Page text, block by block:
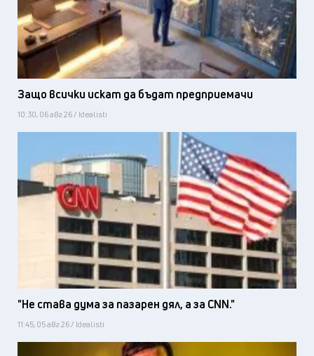
Защо всички искат да бъдат предприемачи
10:30, 06 авг 26 / Idealisti
"Не става дума за пазарен дял, а за CNN."
11:45, 05 авг 26 / Idealisti